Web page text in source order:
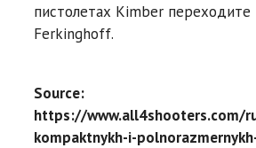
пистолетах Kimber
Ferkinghoff.
Source:
https://www.all4shooters.com/
kompaktnykh-i-